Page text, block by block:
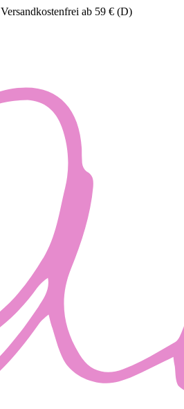
Versandkostenfrei ab 59 € (D)